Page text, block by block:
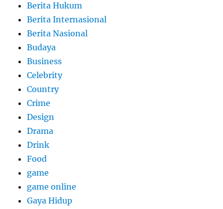
Berita Hukum
Berita Internasional
Berita Nasional
Budaya
Business
Celebrity
Country
Crime
Design
Drama
Drink
Food
game
game online
Gaya Hidup